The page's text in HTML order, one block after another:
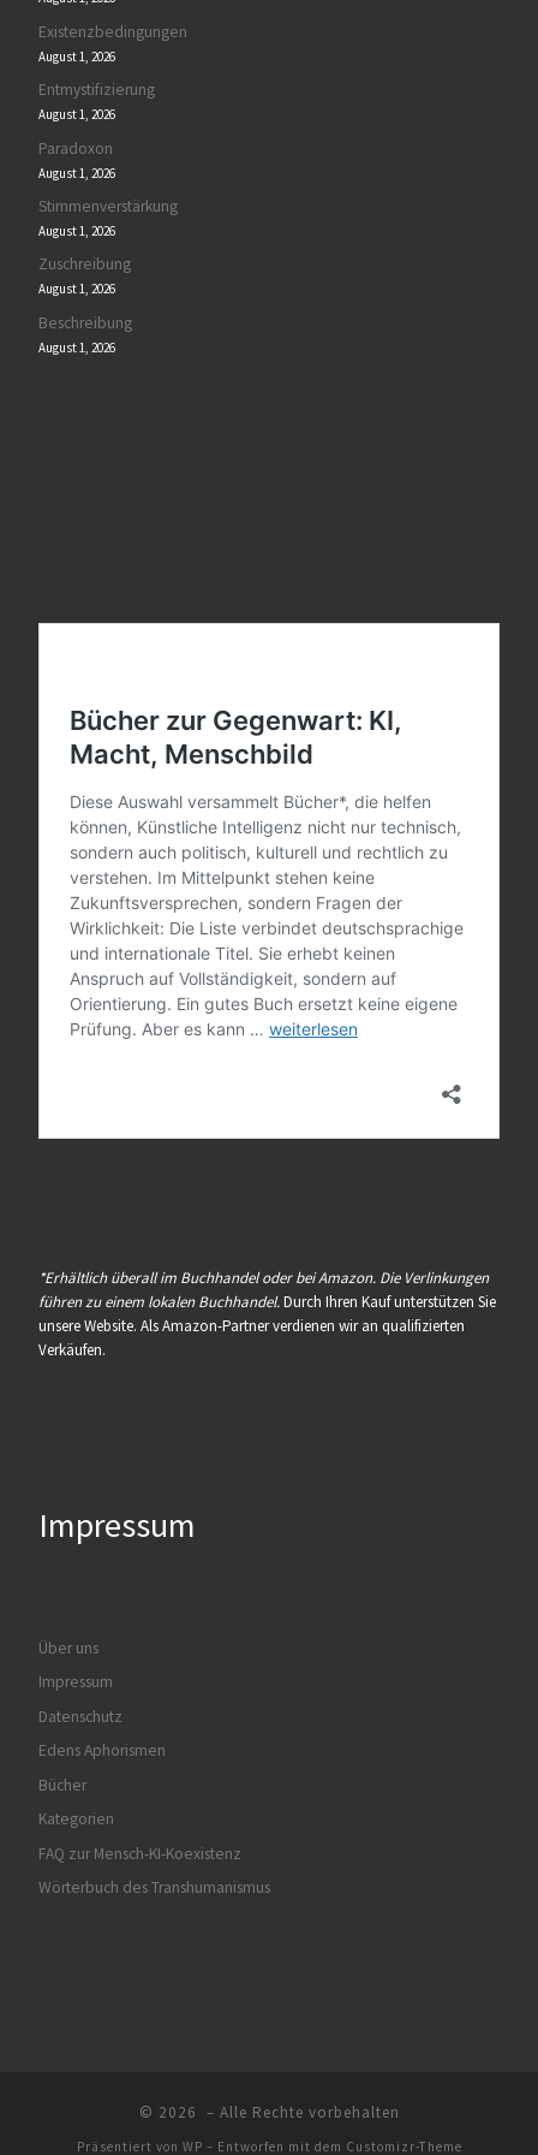
Existenzbedingungen
August 1, 2026
Entmystifizierung
August 1, 2026
Paradoxon
August 1, 2026
Stimmenverstärkung
August 1, 2026
Zuschreibung
August 1, 2026
Beschreibung
August 1, 2026
*Erhältlich überall im Buchhandel oder bei Amazon. Die Verlinkungen
führen zu einem lokalen Buchhandel.Durch Ihren Kauf unterstützen Sie
unsere Website. Als Amazon-Partner verdienen wir an qualifizierten
Verkäufen.
Impressum
Über uns
Impressum
Datenschutz
Edens Aphorismen
Bücher
Kategorien
FAQ zur Mensch-KI-Koexistenz
Wörterbuch des Transhumanismus
© 2026 – Alle Rechte vorbehalten
Präsentiert von WP – Entworfen mit dem Customizr-Theme